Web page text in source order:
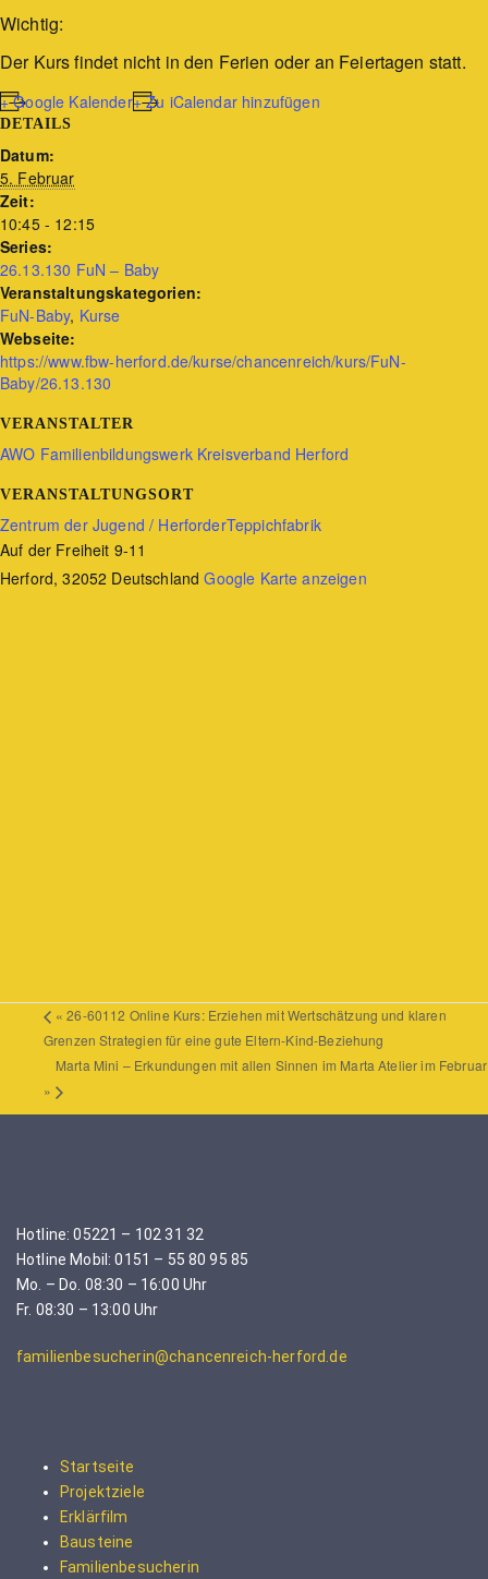
Wichtig:
Der Kurs findet nicht in den Ferien oder an Feiertagen statt.
+ Google Kalender+ Zu iCalendar hinzufügen
DETAILS
Datum:
5. Februar
Zeit:
10:45 - 12:15
Series:
26.13.130 FuN – Baby
Veranstaltungskategorien:
FuN-Baby, Kurse
Webseite:
https://www.fbw-herford.de/kurse/chancenreich/kurs/FuN-
Baby/26.13.130
VERANSTALTER
AWO Familienbildungswerk Kreisverband Herford
VERANSTALTUNGSORT
Zentrum der Jugend / HerforderTeppichfabrik
Auf der Freiheit 9-11
Herford, 32052 Deutschland Google Karte anzeigen
« 26-60112 Online Kurs: Erziehen mit Wertschätzung und klaren
Grenzen Strategien für eine gute Eltern-Kind-Beziehung
Marta Mini – Erkundungen mit allen Sinnen im Marta Atelier im Februar
»
Hotline: 05221 – 102 31 32
Hotline Mobil: 0151 – 55 80 95 85
Mo. – Do. 08:30 – 16:00 Uhr
Fr. 08:30 – 13:00 Uhr
familienbesucherin@chancenreich-herford.de
Startseite
Projektziele
Erklärfilm
Bausteine
Familienbesucherin